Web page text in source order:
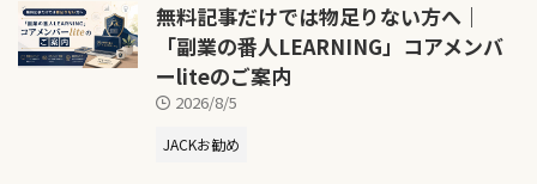
無料記事だけでは物足りない方へ｜
「副業の番人LEARNING」コアメンバ
ーliteのご案内
2026/8/5
JACKお勧め